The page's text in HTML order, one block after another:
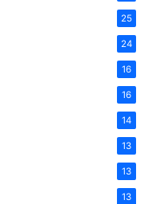
25
24
16
16
14
13
13
13